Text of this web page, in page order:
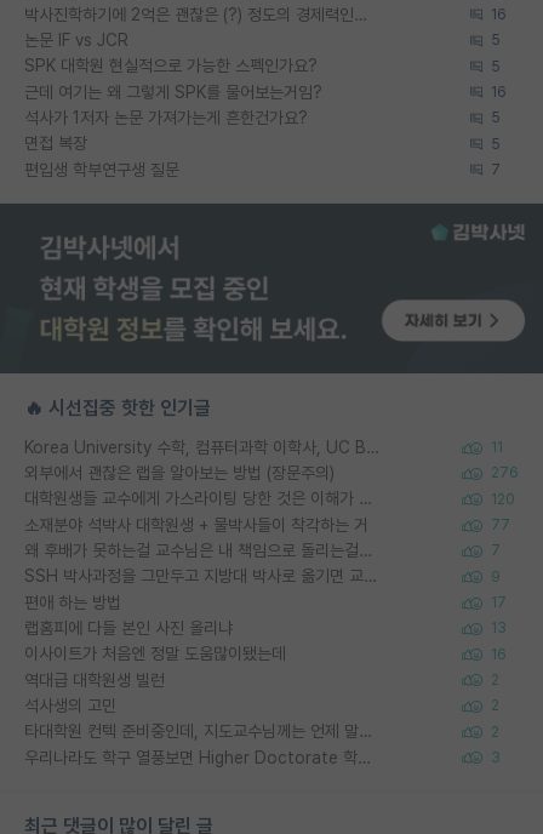
박사진학하기에 2억은 괜찮은 (?) 정도의 경제력인가요 16
논문 IF vs JCR 5
SPK 대학원 현실적으로 가능한 스펙인가요? 5
근데 여기는 왜 그렇게 SPK를 물어보는거임? 16
석사가 1저자 논문 가져가는게 흔한건가요? 5
면접 복장 5
편입생 학부연구생 질문 7
🔥 시선집중 핫한 인기글
Korea University 수학, 컴퓨터과학 이학사, UC Berkeley 산업공학 대학원 공학박사가 되는 것은 쉽지 않겠죠? 11
외부에서 괜찮은 랩을 알아보는 방법 (장문주의) 276
대학원생들 교수에게 가스라이팅 당한 것은 이해가 갑니다. 안타깝네요. 120
소재분야 석박사 대학원생 + 물박사들이 착각하는 거 77
왜 후배가 못하는걸 교수님은 내 책임으로 돌리는걸까요? 7
SSH 박사과정을 그만두고 지방대 박사로 옮기면 교수의 꿈은 끝일까요? 9
편애 하는 방법 17
랩홈피에 다들 본인 사진 올리냐 13
이사이트가 처음엔 정말 도움많이됐는데 16
역대급 대학원생 빌런 2
석사생의 고민 2
타대학원 컨텍 준비중인데, 지도교수님께는 언제 말씀드려야 할까요? 2
우리나라도 학구 열풍보면 Higher Doctorate 학위가 필요하다고 봅니다. 3
최근 댓글이 많이 달린 글